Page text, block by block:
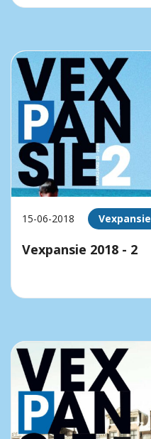
15-06-2018 Vexpansie
Vexpansie 2018 - 2